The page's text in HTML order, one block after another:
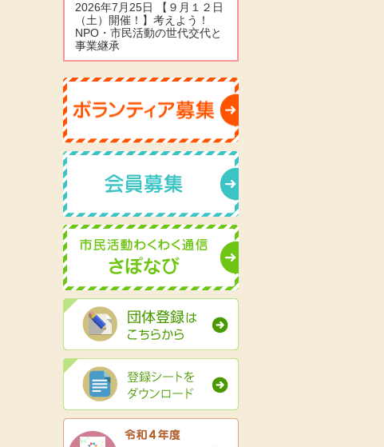
2026年7月25日 【９月１２日
（土）開催！】考えよう！
NPO・市民活動の世代交代と
事業継承